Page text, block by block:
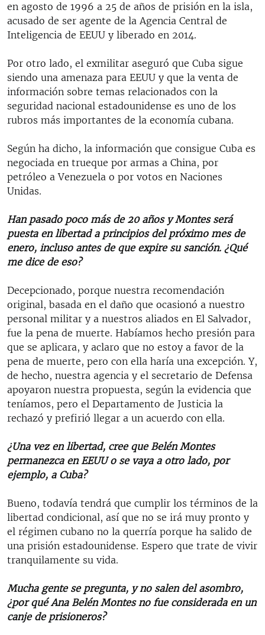
en agosto de 1996 a 25 de años de prisión en la isla,
acusado de ser agente de la Agencia Central de
Inteligencia de EEUU y liberado en 2014.
Por otro lado, el exmilitar aseguró que Cuba sigue
siendo una amenaza para EEUU y que la venta de
información sobre temas relacionados con la
seguridad nacional estadounidense es uno de los
rubros más importantes de la economía cubana.
Según ha dicho, la información que consigue Cuba es
negociada en trueque por armas a China, por
petróleo a Venezuela o por votos en Naciones
Unidas.
Han pasado poco más de 20 años y Montes será
puesta en libertad a principios del próximo mes de
enero, incluso antes de que expire su sanción. ¿Qué
me dice de eso?
Decepcionado, porque nuestra recomendación
original, basada en el daño que ocasionó a nuestro
personal militar y a nuestros aliados en El Salvador,
fue la pena de muerte. Habíamos hecho presión para
que se aplicara, y aclaro que no estoy a favor de la
pena de muerte, pero con ella haría una excepción. Y,
de hecho, nuestra agencia y el secretario de Defensa
apoyaron nuestra propuesta, según la evidencia que
teníamos, pero el Departamento de Justicia la
rechazó y prefirió llegar a un acuerdo con ella.
¿Una vez en libertad, cree que Belén Montes
permanezca en EEUU o se vaya a otro lado, por
ejemplo, a Cuba?
Bueno, todavía tendrá que cumplir los términos de la
libertad condicional, así que no se irá muy pronto y
el régimen cubano no la querría porque ha salido de
una prisión estadounidense. Espero que trate de vivir
tranquilamente su vida.
Mucha gente se pregunta, y no salen del asombro,
¿por qué Ana Belén Montes no fue considerada en un
canje de prisioneros?